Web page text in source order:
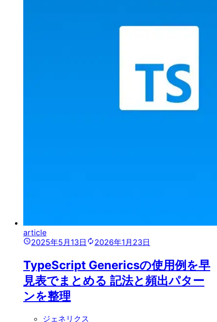
article
2025年5月13日
2026年1月23日
TypeScript Genericsの使用例を早
見表でまとめる 記法と頻出パター
ンを整理
ジェネリクス